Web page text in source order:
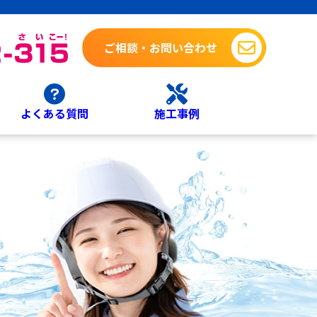
ご相談・お問い合わせ
よくある質問 施工事例